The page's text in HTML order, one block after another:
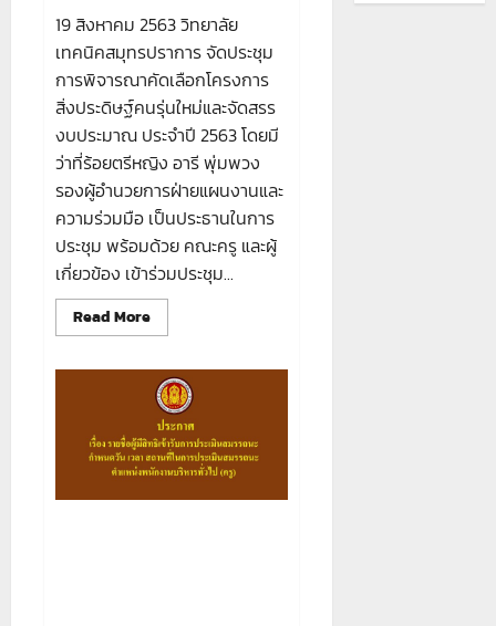
วัน
ที่
10
กันยายน
2563
19 สิงหาคม 2563 วิทยาลัย
เทคนิคสมุทรปราการ จัดประชุม
การพิจารณาคัดเลือกโครงการ
สิ่งประดิษฐ์คนรุ่นใหม่และจัดสรร
งบประมาณ ประจำปี 2563 โดยมี
ว่าที่ร้อยตรีหญิง อารี พุ่มพวง
รองผู้อำนวยการฝ่ายแผนงานและ
ความร่วมมือ เป็นประธานในการ
ประชุม พร้อมด้วย คณะครู และผู้
เกี่ยวข้อง เข้าร่วมประชุม...
Read MoreRead
more
จัด
ประชุม
การ
พิจารณา
คัด
เลือก
โครงการ
ประดิษฐ์